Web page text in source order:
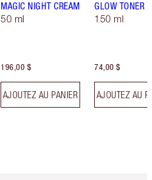
MAGIC NIGHT CREAM
50 ml
196,00 $
AJOUTEZ AU PANIER
GLOW TONER
150 ml
74,00 $
AJOUTEZ AU